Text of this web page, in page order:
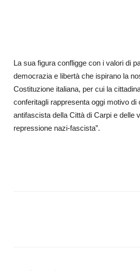
La sua figura confligge con i valori di
democrazia e libertà che ispirano la
Costituzione italiana, per cui la
conferitagli rappresenta oggi motivo di
antifascista della Città di Carpi e delle
repressione nazi-fascista”.